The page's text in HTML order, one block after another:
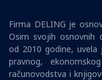
Firma DELING je
Osim svojih osnovnih
od 2010 godine,
pravnog,
računovodstva i